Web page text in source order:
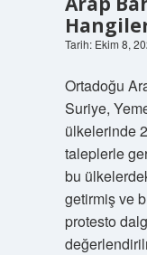
Tarih: Ekim 8,
Ortadoğu
Suriye,
ülkelerinde
taleplerle
bu
getirmiş ve
protesto